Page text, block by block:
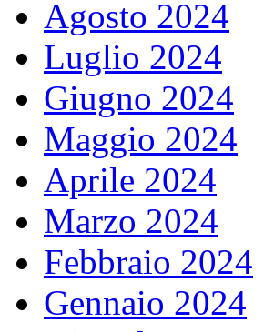
Agosto 2024
Luglio 2024
Giugno 2024
Maggio 2024
Aprile 2024
Marzo 2024
Febbraio 2024
Gennaio 2024